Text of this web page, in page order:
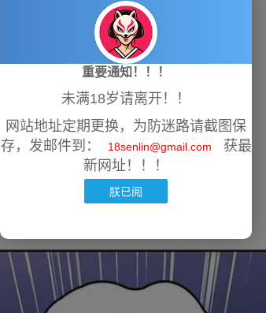
重要通知！！！
未满18岁请离开！！
网站地址定期更换，为防迷路请截图保
存，发邮件到：
18senlin@gmail.com
获最
新网址！！！
朕已阅